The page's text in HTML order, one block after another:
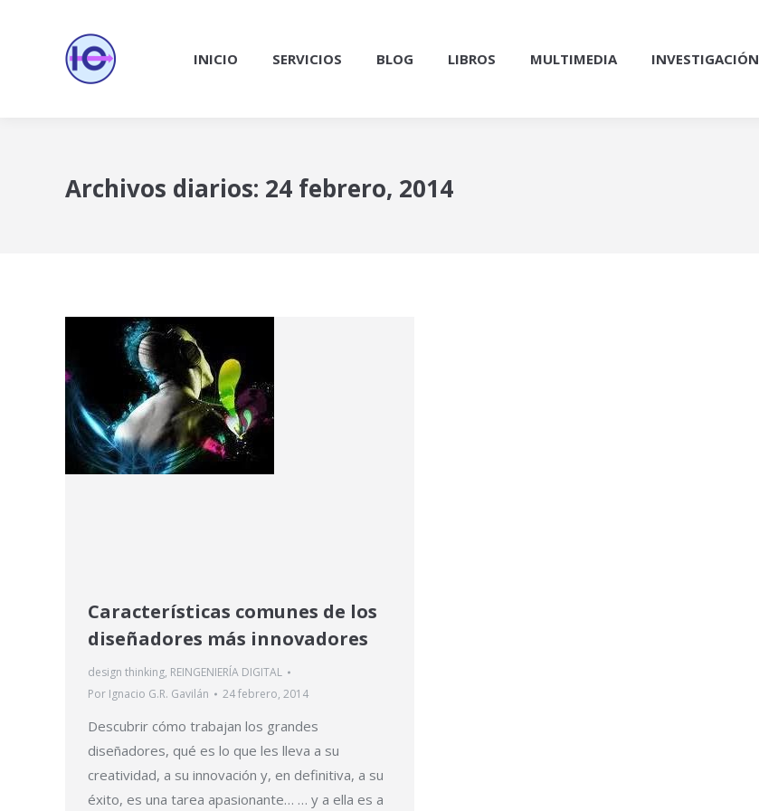
INICIO SERVICIOS BLOG LIBROS MULTIMEDIA INVESTIGACIÓN
Archivos diarios: 24 febrero, 2014
Características comunes de los
diseñadores más innovadores
design thinking, REINGENIERÍA DIGITAL
Por Ignacio G.R. Gavilán 24 febrero, 2014
Descubrir cómo trabajan los grandes
diseñadores, qué es lo que les lleva a su
creatividad, a su innovación y, en definitiva, a su
éxito, es una tarea apasionante… … y a ella es a